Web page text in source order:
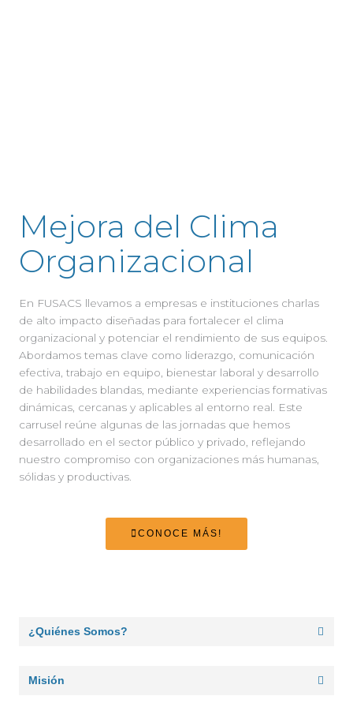
Mejora del Clima
Organizacional
En FUSACS llevamos a empresas e instituciones charlas
de alto impacto diseñadas para fortalecer el clima
organizacional y potenciar el rendimiento de sus equipos.
Abordamos temas clave como liderazgo, comunicación
efectiva, trabajo en equipo, bienestar laboral y desarrollo
de habilidades blandas, mediante experiencias formativas
dinámicas, cercanas y aplicables al entorno real. Este
carrusel reúne algunas de las jornadas que hemos
desarrollado en el sector público y privado, reflejando
nuestro compromiso con organizaciones más humanas,
sólidas y productivas.
CONOCE MÁS!
¿Quiénes Somos?
Misión